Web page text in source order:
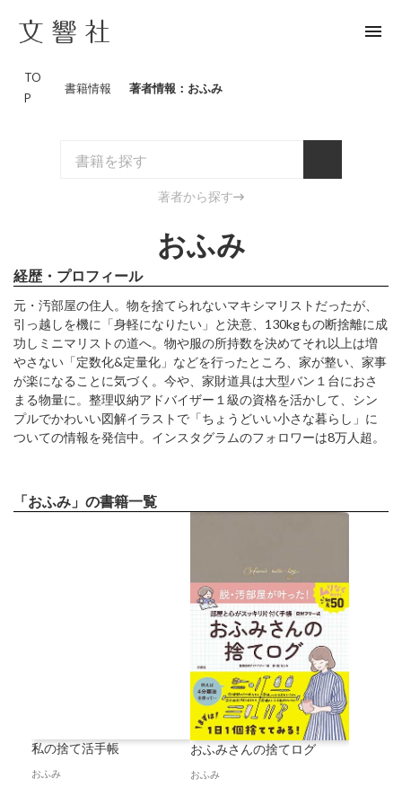
menu
TO
P
書籍情報 著者情報：おふみ
著者から探す
おふみ
経歴・プロフィール
元・汚部屋の住人。物を捨てられないマキシマリストだったが、
引っ越しを機に「身軽になりたい」と決意、130kgもの断捨離に成
功しミニマリストの道へ。物や服の所持数を決めてそれ以上は増
やさない「定数化&定量化」などを行ったところ、家が整い、家事
が楽になることに気づく。今や、家財道具は大型バン１台におさ
まる物量に。整理収納アドバイザー１級の資格を活かして、シン
プルでかわいい図解イラストで「ちょうどいい小さな暮らし」に
ついての情報を発信中。インスタグラムのフォロワーは8万人超。
「おふみ」の書籍一覧
私の捨て活手帳
おふみ
おふみさんの捨てログ
おふみ